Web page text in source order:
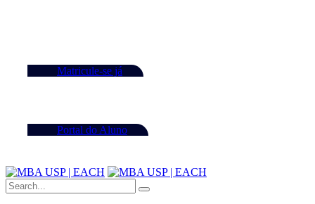
Matricule-se já
Portal do Aluno